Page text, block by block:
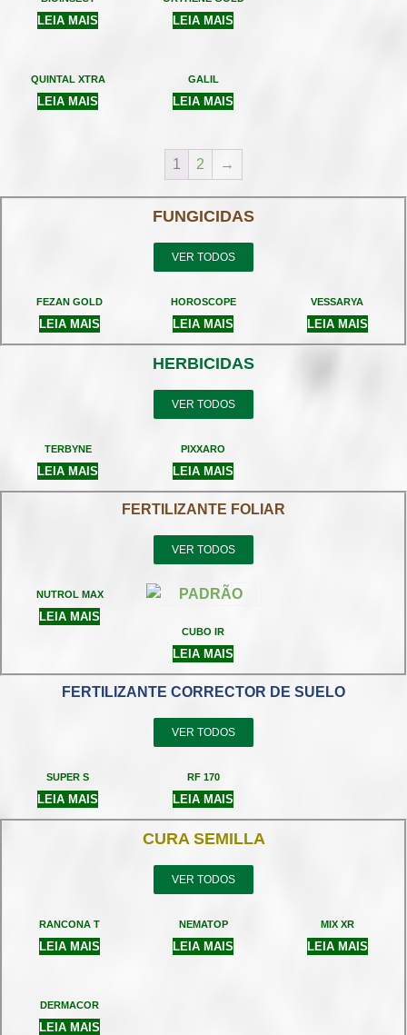
LEIA MAIS LEIA MAIS
QUINTAL XTRA
LEIA MAIS
GALIL
LEIA MAIS
1 2 →
FUNGICIDAS
VER TODOS
FEZAN GOLD
LEIA MAIS
HOROSCOPE
LEIA MAIS
VESSARYA
LEIA MAIS
HERBICIDAS
VER TODOS
TERBYNE
LEIA MAIS
PIXXARO
LEIA MAIS
FERTILIZANTE FOLIAR
VER TODOS
NUTROL MAX
LEIA MAIS
CUBO IR
LEIA MAIS
FERTILIZANTE CORRECTOR DE SUELO
VER TODOS
SUPER S
LEIA MAIS
RF 170
LEIA MAIS
CURA SEMILLA
VER TODOS
RANCONA T
LEIA MAIS
NEMATOP
LEIA MAIS
MIX XR
LEIA MAIS
DERMACOR
LEIA MAIS